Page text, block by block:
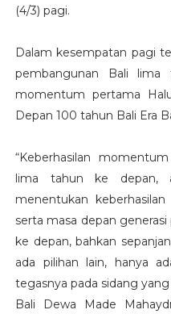
(4/3) pagi.
Dalam kesempatan pagi
pembangunan Bali lima
momentum pertama
Depan 100 tahun Bali Era
“Keberhasilan
lima tahun ke depan,
menentukan
serta masa depan
ke depan, bahkan
ada pilihan lain, hanya
tegasnya pada sidang
Bali Dewa Made